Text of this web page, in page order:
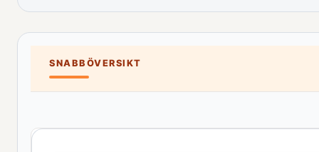
SNABBÖVERSIKT